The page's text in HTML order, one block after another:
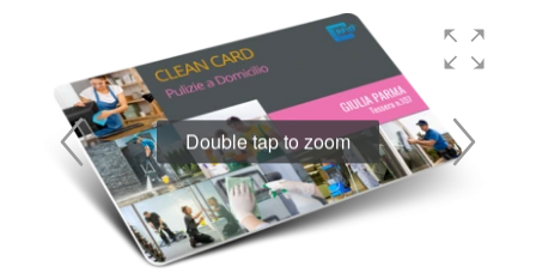
Double tap to zoom